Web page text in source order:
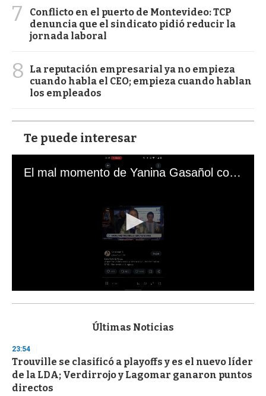
7
Conflicto en el puerto de Montevideo: TCP
denuncia que el sindicato pidió reducir la
jornada laboral
8
La reputación empresarial ya no empieza
cuando habla el CEO; empieza cuando hablan
los empleados
Te puede interesar
El mal momento de Yanina Gasañol con un hincha argentino en "Subrayado"
s
d
s
o
f
3
Últimas Noticias
23:54
Trouville se clasificó a playoffs y es el nuevo líder
de la LDA; Verdirrojo y Lagomar ganaron puntos
directos